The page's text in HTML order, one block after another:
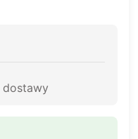
dostawy